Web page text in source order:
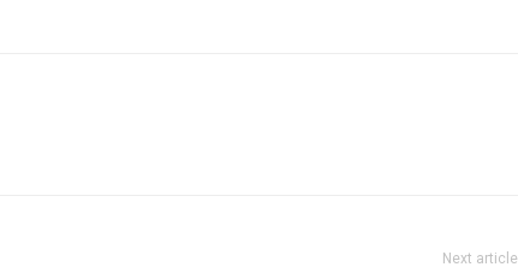
Next article